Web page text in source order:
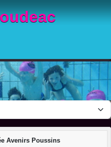
Avenirs Poussins